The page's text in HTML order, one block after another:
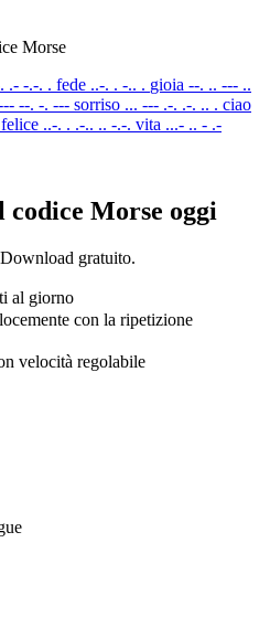
Morse
.- -.-. . fede ..-. . -.. . gioia --. .. --- ..
--. -. --- sorriso ... --- .-. .-. .. . ciao
felice ..-. . .-.. .. -.-. vita ...- .. - .-
Morse oggi
gratuito.
al giorno
con la ripetizione
velocità regolabile